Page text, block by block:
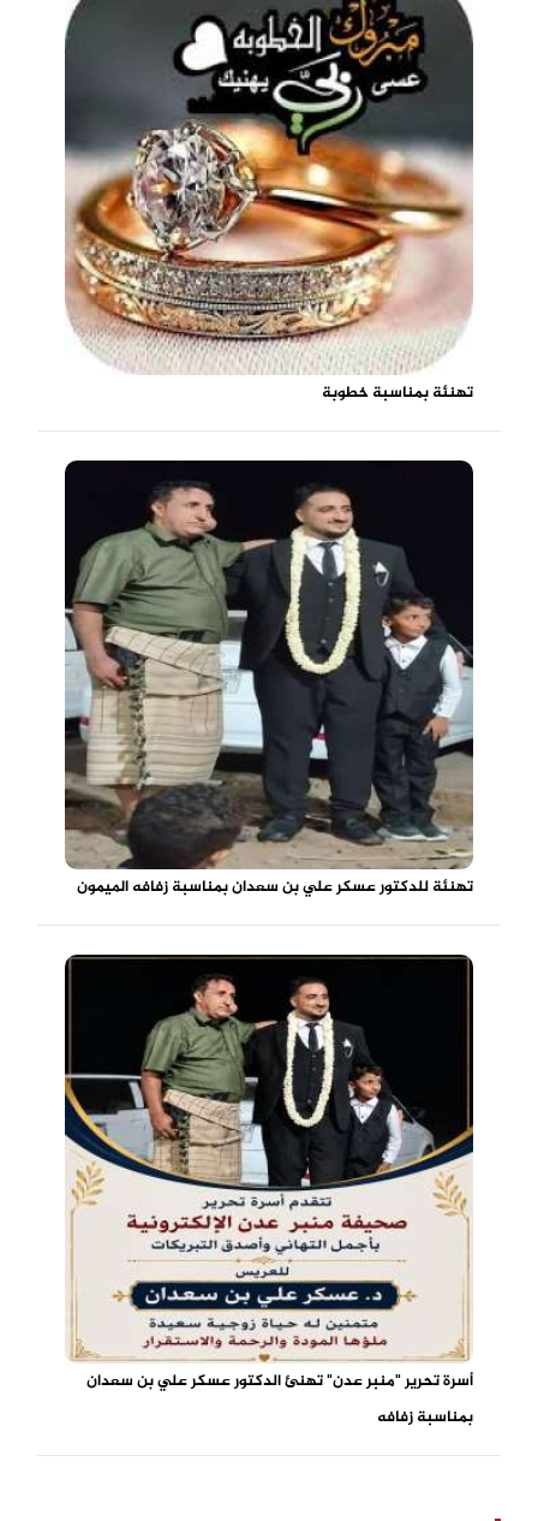
تهنئة بمناسبة خطوبة
تهنئة للدكتور عسكر علي بن سعدان بمناسبة زفافه الميمون
أسرة تحرير "منبر عدن" تهنئ الدكتور عسكر علي بن سعدان
بمناسبة زفافه